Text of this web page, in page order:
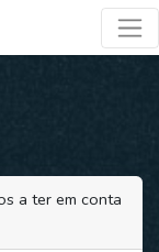
a ter em conta